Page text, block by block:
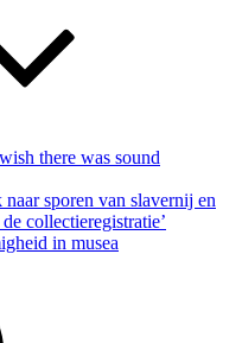
there was sound
sporen van slavernij en
collectieregistratie’
in musea